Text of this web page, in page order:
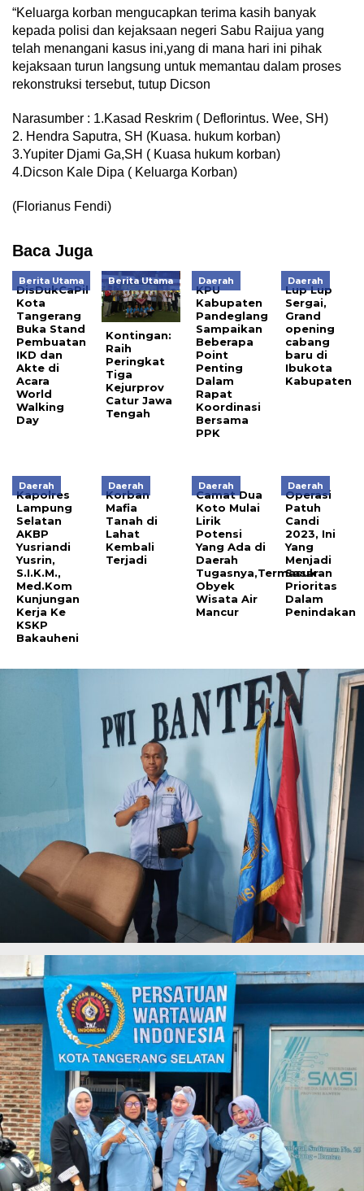
“Keluarga korban mengucapkan terima kasih banyak
kepada polisi dan kejaksaan negeri Sabu Raijua yang
telah menangani kasus ini,yang di mana hari ini pihak
kejaksaan turun langsung untuk memantau dalam proses
rekonstruksi tersebut, tutup Dicson
Narasumber : 1.Kasad Reskrim ( Deflorintus. Wee, SH)
2. Hendra Saputra, SH (Kuasa. hukum korban)
3.Yupiter Djami Ga,SH ( Kuasa hukum korban)
4.Dicson Kale Dipa ( Keluarga Korban)
(Florianus Fendi)
Baca Juga
Berita Utama
DisDukCaPil
Kota
Tangerang
Buka Stand
Pembuatan
IKD dan
Akte di
Acara
World
Walking
Day
Berita Utama
Kontingan:
Raih
Peringkat
Tiga
Kejurprov
Catur Jawa
Tengah
Daerah
KPU
Kabupaten
Pandeglang
Sampaikan
Beberapa
Point
Penting
Dalam
Rapat
Koordinasi
Bersama
PPK
Daerah
Lup Lup
Sergai,
Grand
opening
cabang
baru di
Ibukota
Kabupaten
Daerah
Kapolres
Lampung
Selatan
AKBP
Yusriandi
Yusrin,
S.I.K.M.,
Med.Kom
Kunjungan
Kerja Ke
KSKP
Bakauheni
Daerah
Korban
Mafia
Tanah di
Lahat
Kembali
Terjadi
Daerah
Camat Dua
Koto Mulai
Lirik
Potensi
Yang Ada di
Daerah
Tugasnya,Termasuk
Obyek
Wisata Air
Mancur
Daerah
Operasi
Patuh
Candi
2023, Ini
Yang
Menjadi
Sasaran
Prioritas
Dalam
Penindakan